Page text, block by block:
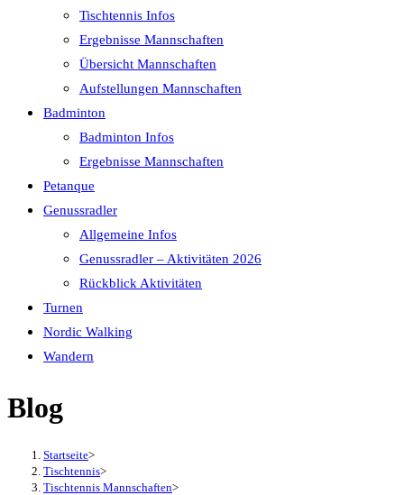
Tischtennis Infos
Ergebnisse Mannschaften
Übersicht Mannschaften
Aufstellungen Mannschaften
Badminton
Badminton Infos
Ergebnisse Mannschaften
Petanque
Genussradler
Allgemeine Infos
Genussradler – Aktivitäten 2026
Rückblick Aktivitäten
Turnen
Nordic Walking
Wandern
Blog
Startseite>
Tischtennis>
Tischtennis Mannschaften>